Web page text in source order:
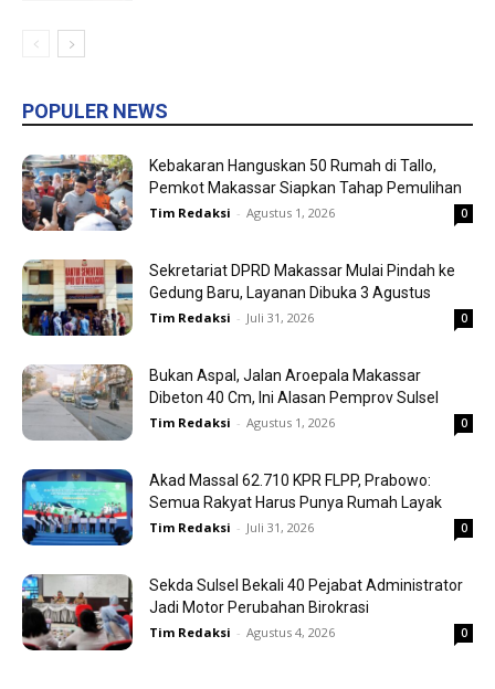
POPULER NEWS
Kebakaran Hanguskan 50 Rumah di Tallo,
Pemkot Makassar Siapkan Tahap Pemulihan
Tim Redaksi - Agustus 1, 2026 0
Sekretariat DPRD Makassar Mulai Pindah ke
Gedung Baru, Layanan Dibuka 3 Agustus
Tim Redaksi - Juli 31, 2026 0
Bukan Aspal, Jalan Aroepala Makassar
Dibeton 40 Cm, Ini Alasan Pemprov Sulsel
Tim Redaksi - Agustus 1, 2026 0
Akad Massal 62.710 KPR FLPP, Prabowo:
Semua Rakyat Harus Punya Rumah Layak
Tim Redaksi - Juli 31, 2026 0
Sekda Sulsel Bekali 40 Pejabat Administrator
Jadi Motor Perubahan Birokrasi
Tim Redaksi - Agustus 4, 2026 0